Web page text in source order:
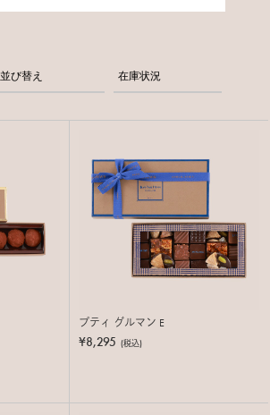
並び替え 在庫状況
プティ グルマン E
¥8,295 (税込)